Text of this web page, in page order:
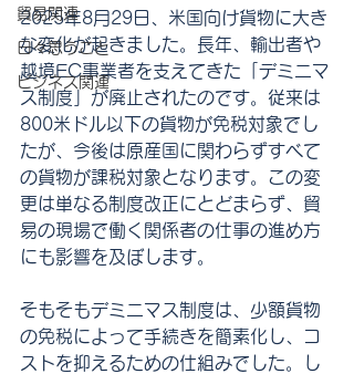
貿易関連
日々思うこと
ビジネス関連
2025年8月29日、米国向け貨物に大き
な変化が起きました。長年、輸出者や
越境EC事業者を支えてきた「デミニマ
ス制度」が廃止されたのです。従来は
800米ドル以下の貨物が免税対象でし
たが、今後は原産国に関わらずすべて
の貨物が課税対象となります。この変
更は単なる制度改正にとどまらず、貿
易の現場で働く関係者の仕事の進め方
にも影響を及ぼします。
そもそもデミニマス制度は、少額貨物
の免税によって手続きを簡素化し、コ
ストを抑えるための仕組みでした。し